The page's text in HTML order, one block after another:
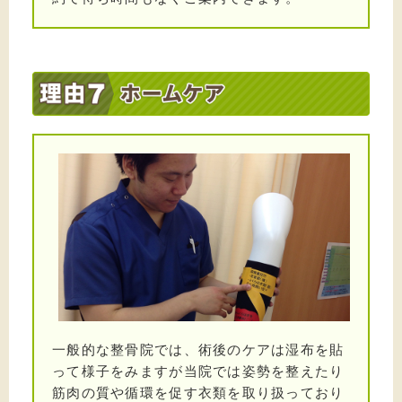
2024/02/17
2024/02/13
右肩が上がらなくなってしまった方を施術しました
2024/02/08
交通事故にあい腰や首をいためた方を施術しました
首の捻挫をしてしまった方を施術しました
2024/01/28
腰を痛めてしまった方を施術しました
2024/01/24
腰を痛めた方を施術しました
2024/01/20
背中の痛みを訴える方を施術しました
一般的な整骨院では、術後のケアは湿布を貼
って様子をみますが当院では姿勢を整えたり
筋肉の質や循環を促す衣類を取り扱っており